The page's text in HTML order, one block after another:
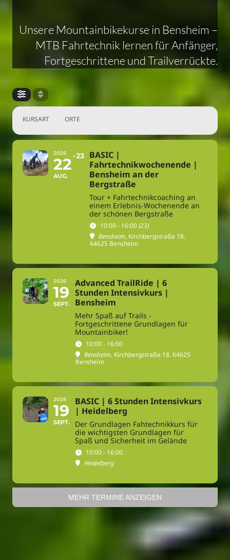
Unsere Mountainbikekurse in Bensheim –
MTB Fahrtechnik lernen für Anfänger,
Fortgeschrittene und Trailverrückte.
KURSART ORTE
2026
22
AUG.
23
BASIC |
Fahrtechnikwochenende |
Bensheim an der
Bergstraße
Tour + Fahrtechnikcoaching an
einem Erlebnis-Wochenende an
der schönen Bergstraße
10:00 - 16:00(23)
Bensheim, Kirchbergstraße 18,
64625 Bensheim
2026
19
SEPT.
Advanced TrailRide | 6
Stunden Intensivkurs |
Bensheim
Mehr Spaß auf Trails -
Fortgeschrittene Grundlagen für
Mountainbiker!
10:00 - 16:00
Bensheim, Kirchbergstraße 18, 64625
Bensheim
2026
19
SEPT.
BASIC | 6 Stunden Intensivkurs
| Heidelberg
Der Grundlagen Fahtechnikkurs für
die wichtigsten Grundlagen für
Spaß und Sicherheit im Gelände
10:00 - 16:00
Heidelberg
MEHR TERMINE ANZEIGEN